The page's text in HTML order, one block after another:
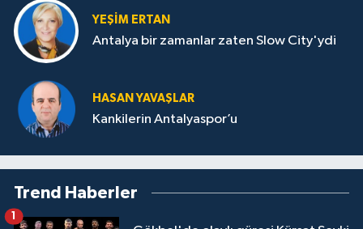
YEŞIM ERTAN
Antalya bir zamanlar zaten Slow City'ydi
HASAN YAVAŞLAR
Kankilerin Antalyaspor’u
Trend Haberler
1